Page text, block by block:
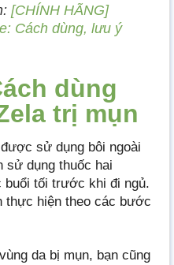
[CHÍNH HÃNG]
Cách dùng, lưu ý
dùng
trị mụn
sử dụng bôi ngoài
sử dụng thuốc hai
buổi tối trước khi đi ngủ.
thực hiện theo các bước
da bị mụn, bạn cũng